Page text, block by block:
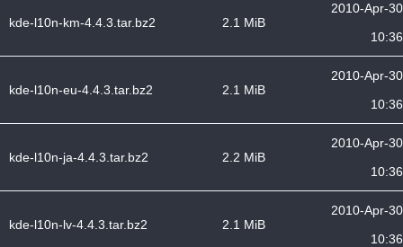
kde-l10n-km-4.4.3.tar.bz2 2.1 MiB
2010-Apr-30
10:36
kde-l10n-eu-4.4.3.tar.bz2 2.1 MiB
2010-Apr-30
10:36
kde-l10n-ja-4.4.3.tar.bz2 2.2 MiB
2010-Apr-30
10:36
kde-l10n-lv-4.4.3.tar.bz2 2.1 MiB
2010-Apr-30
10:36